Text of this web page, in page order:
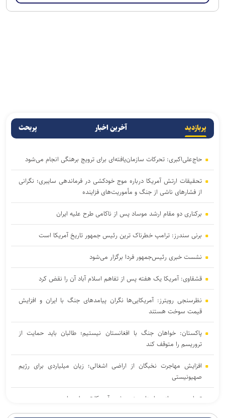
پربازدید آخرین اخبار پربحث
حاج‌علی‌اکبری: تحرکات سازمان‌یافته‌ای برای ترویج برهنگی انجام می‌شود
تحقیقات ارتش آمریکا درباره موج خودکشی در فرماندهی سایبری؛ نگرانی
از فشار‌های ناشی از جنگ و مأموریت‌های فزاینده
برکناری دو مقام ارشد موساد پس از ناکامی طرح علیه ایران
برنی سندرز: ترامپ خطرناک‌ ترین رئیس‌ جمهور تاریخ آمریکا است
نشست خبری رئیس‌جمهور فردا برگزار می‌شود
قشقاوی: آمریکا یک هفته پس از تفاهم اسلام آباد آن را نقض کرد
نظرسنجی رویترز: آمریکایی‌ها نگران پیامد‌های جنگ با ایران و افزایش
قیمت سوخت هستند
پاکستان: خواهان جنگ با افغانستان نیستیم؛ طالبان باید حمایت از
تروریسم را متوقف کند
افزایش مهاجرت نخبگان از اراضی اشغالی؛ زیان میلیاردی برای رژیم
صهیونیستی
تصاویر جدید از پهپاد‌های منهدم‌شده آمریکا توسط سپاه